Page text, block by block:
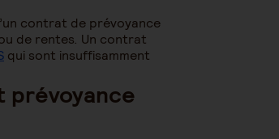
contrat de prévoyance
de rentes. Un contrat
qui sont insuffisamment